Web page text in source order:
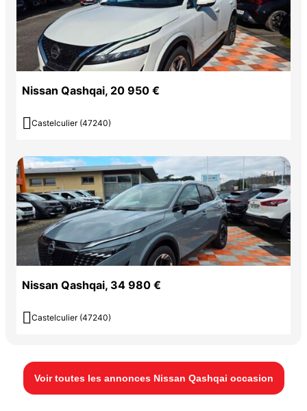
Nissan Qashqai, 20 950 €
 Castelculier (47240)
Nissan Qashqai, 34 980 €
 Castelculier (47240)
Voir toutes les annonces Nissan Qashqai occasion